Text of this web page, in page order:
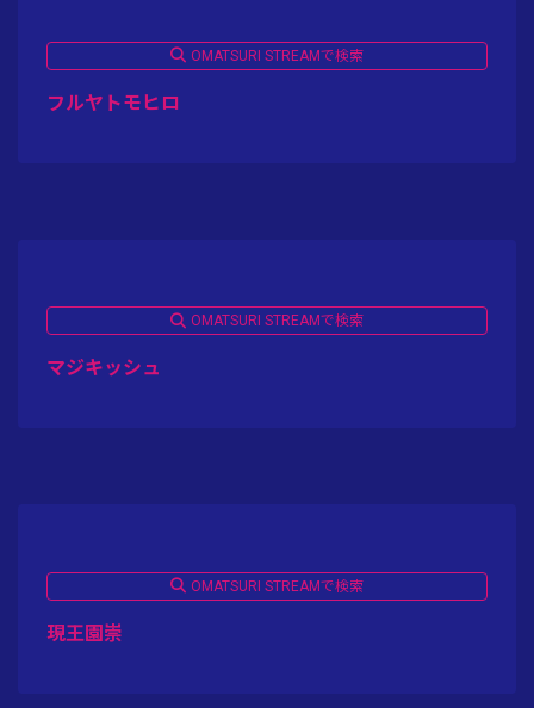
OMATSURI STREAMで検索
フルヤトモヒロ
OMATSURI STREAMで検索
マジキッシュ
OMATSURI STREAMで検索
現王園崇